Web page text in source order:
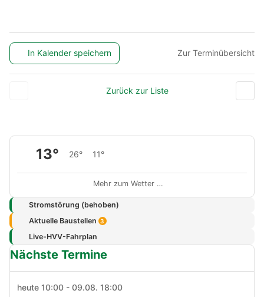
In Kalender speichern Zur Terminübersicht
Zurück zur Liste
13° 26° 11°
Mehr zum Wetter …
Stromstörung (behoben)
Aktuelle Baustellen 3
Live-HVV-Fahrplan
Nächste Termine
heute 10:00 - 09.08. 18:00